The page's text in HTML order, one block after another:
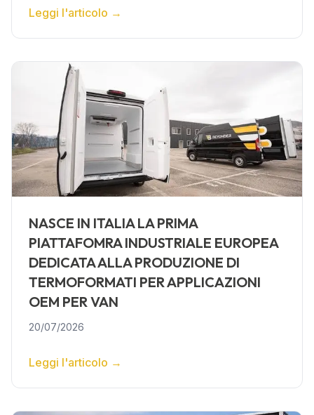
Leggi l'articolo →
NASCE IN ITALIA LA PRIMA
PIATTAFOMRA INDUSTRIALE EUROPEA
DEDICATA ALLA PRODUZIONE DI
TERMOFORMATI PER APPLICAZIONI
OEM PER VAN
20/07/2026
Leggi l'articolo →